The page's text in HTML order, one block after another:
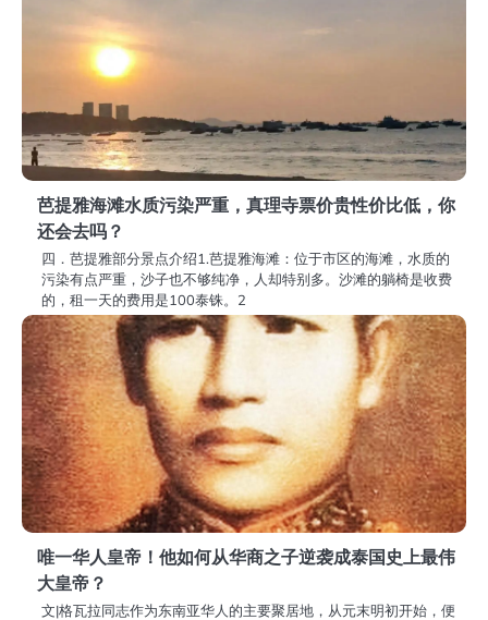
芭提雅海滩水质污染严重，真理寺票价贵性价比低，你
还会去吗？
四．芭提雅部分景点介绍1.芭提雅海滩：位于市区的海滩，水质的
污染有点严重，沙子也不够纯净，人却特别多。沙滩的躺椅是收费
的，租一天的费用是100泰铢。2
唯一华人皇帝！他如何从华商之子逆袭成泰国史上最伟
大皇帝？
文|格瓦拉同志作为东南亚华人的主要聚居地，从元末明初开始，便